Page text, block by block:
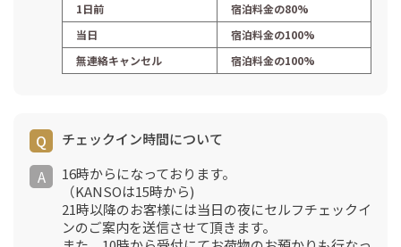
1日前
宿泊料金の80%
当日
宿泊料金の100%
無連絡キャンセル
宿泊料金の100%
チェックイン時間について
16時からになっております。
（KANSOは15時から)
21時以降のお客様には当日の夜にセルフチェックイ
ンのご案内を送信させて頂きます。